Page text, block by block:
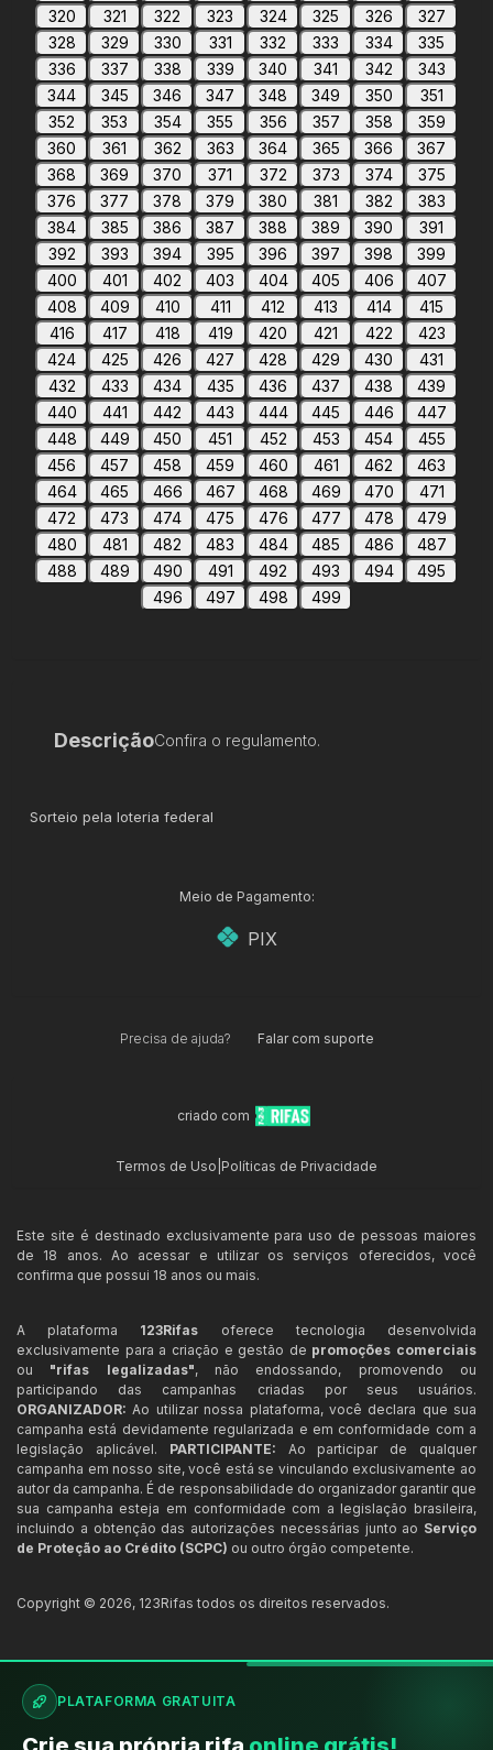
320
321 322 323 324 325 326
327
328
329 330 331 332 333 334
335
336
337 338 339 340 341 342
343
344
345 346 347 348 349 350
351
352
353 354 355 356 357 358
359
360
361 362 363 364 365 366
367
368
369 370 371 372 373 374
375
376
377 378 379 380 381 382
383
384
385 386 387 388 389 390
391
392
393 394 395 396 397 398
399
400
401 402 403 404 405 406
407
408
409 410 411 412 413 414
415
416
417 418 419 420 421 422
423
424
425 426 427 428 429 430
431
432
433 434 435 436 437 438
439
440
441 442 443 444 445 446
447
448
449 450 451 452 453 454
455
456
457 458 459 460 461 462
463
464
465 466 467 468 469 470
471
472
473 474 475 476 477 478
479
480
481 482 483 484 485 486
487
488
489 490 491 492 493 494
495
496
497 498 499
DescriçãoConfira o regulamento.
Sorteio pela loteria federal
Meio de Pagamento:
PIX
Precisa de ajuda? Falar com suporte
criado com
Termos de Uso Políticas de Privacidade
Este site é destinado exclusivamente para uso de pessoas maiores
de 18 anos. Ao acessar e utilizar os serviços oferecidos, você
confirma que possui 18 anos ou mais.
A plataforma 123Rifas oferece tecnologia desenvolvida
exclusivamente para a criação e gestão de promoções comerciais
ou "rifas legalizadas", não endossando, promovendo ou
participando das campanhas criadas por seus usuários.
ORGANIZADOR: Ao utilizar nossa plataforma, você declara que sua
campanha está devidamente regularizada e em conformidade com a
legislação aplicável. PARTICIPANTE: Ao participar de qualquer
campanha em nosso site, você está se vinculando exclusivamente ao
autor da campanha. É de responsabilidade do organizador garantir que
sua campanha esteja em conformidade com a legislação brasileira,
incluindo a obtenção das autorizações necessárias junto ao Serviço
de Proteção ao Crédito (SCPC) ou outro órgão competente.
Copyright © 2026, 123Rifas todos os direitos reservados.
PLATAFORMA GRATUITA